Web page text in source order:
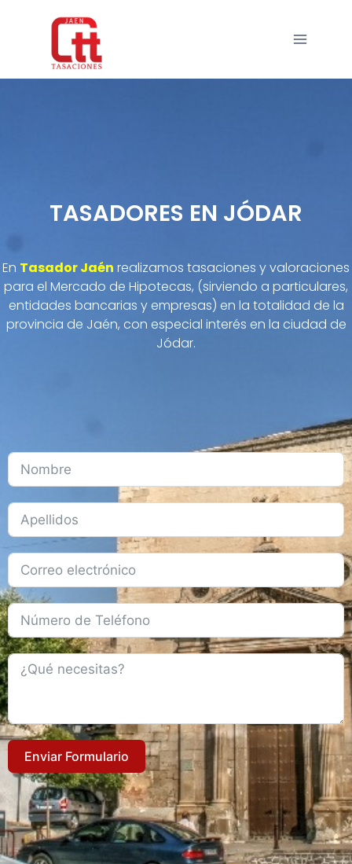
TASADORES EN JÓDAR
En Tasador Jaén realizamos tasaciones y valoraciones
para el Mercado de Hipotecas, (sirviendo a particulares,
entidades bancarias y empresas) en la totalidad de la
provincia de Jaén, con especial interés en la ciudad de
Jódar.
Enviar Formulario